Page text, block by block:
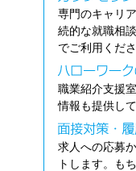
専門のキャリ
続的な就職相
でご利用くださ
職業紹介支援
情報も提供して
求人への応募
トします。も